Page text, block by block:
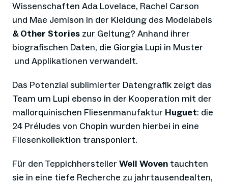
Wissenschaften Ada Lovelace, Rachel Carson
und Mae Jemison in der Kleidung des Modelabels
& Other Stories zur Geltung? Anhand ihrer
biografischen Daten, die Giorgia Lupi in Muster
und Applikationen verwandelt.
Das Potenzial sublimierter Datengrafik zeigt das
Team um Lupi ebenso in der Kooperation mit der
mallorquinischen Fliesenmanufaktur Huguet: die
24 Préludes von Chopin wurden hierbei in eine
Fliesenkollektion transponiert.
Für den Teppichhersteller Well Woven tauchten
sie in eine tiefe Recherche zu jahrtausendealten,